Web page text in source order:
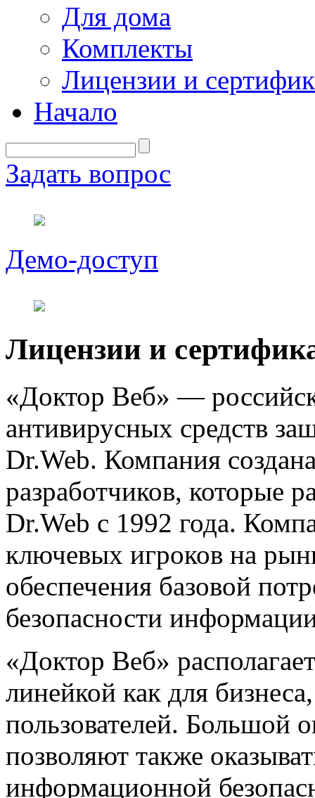
Для дома
Комплекты
Лицензии и
Начало
Задать вопрос
Демо-доступ
Лицензии и
«Доктор Веб» —
антивирусных средств
Dr.Web. Компания
разработчиков, которые
Dr.Web с 1992 года.
ключевых игроков на
обеспечения базовой
безопасности
«Доктор Веб»
линейкой как для
пользователей. Большой
позволяют также
информационной